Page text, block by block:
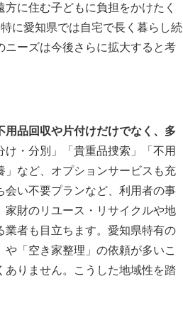
に住む子どもに負担をかけたく
に愛知県では自宅で長く暮らし続
ーズは今後さらに拡大すると考
品回収や片付けだけでなく、多
け・分別」「貴重品捜索」「不用
など、オプションサービスも充
い不要プランなど、利用者の事
財のリユース・リサイクルや地
者も目立ちます。愛知県特有の
「空き家整理」の依頼が多いこ
りません。こうした地域性を踏